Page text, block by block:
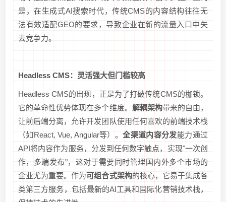
是，在生成式AI搜索时代，传统CMS的内容结构往往无
法有效适配GEO的要求，导致企业在新的流量入口中失
去竞争力。
Headless CMS：灵活强大但门槛较高
Headless CMS的出现，正是为了打破传统CMS的枷锁。
它的革命性优势体现在多个维度。 解耦架构带来的自由，
让前后端分离，允许开发团队使用任何喜欢的前端技术栈
（如React, Vue, Angular等）。全渠道内容分发能力通过
API将内容作为服务，分发到任何数字触点，实现"一次创
作，多端发布"，这对于需要同时管理国内外多个市场的
企业尤为重要。作为可组合式架构的核心，它易于集成各
类第三方服务，包括最新的AI工具和国际化营销技术栈，